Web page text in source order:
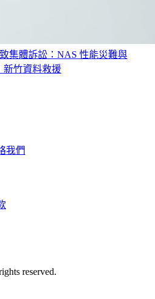
集體訴訟：NAS 性能災難與
新竹資料救援
我們
reserved.